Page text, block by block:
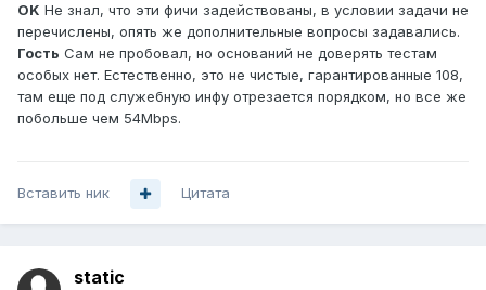
OK Не знал, что эти фичи задействованы, в условии задачи не
перечислены, опять же дополнительные вопросы задавались.
Гость Сам не пробовал, но оснований не доверять тестам
особых нет. Естественно, это не чистые, гарантированные 108,
там еще под служебную инфу отрезается порядком, но все же
побольше чем 54Mbps.
Вставить ник Цитата
static